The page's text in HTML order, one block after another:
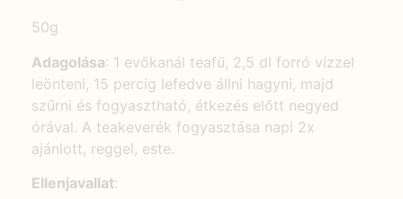
50g
Adagolása: 1 evőkanál teafű, 2,5 dl forró vízzel
leönteni, 15 percig lefedve állni hagyni, majd
szűrni és fogyasztható, étkezés előtt negyed
órával. A teakeverék fogyasztása napi 2x
ajánlott, reggel, este.
Ellenjavallat: